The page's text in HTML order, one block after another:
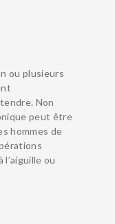
ou plusieurs
Non
peut être
hommes de
l’aiguille ou